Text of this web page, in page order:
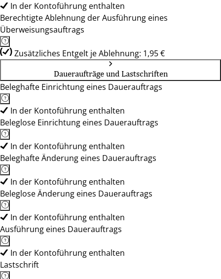
In der Kontoführung enthalten
Berechtigte Ablehnung der Ausführung eines
Überweisungsauftrags
Zusätzliches Entgelt je Ablehnung: 1,95 €
Daueraufträge und Lastschriften
Beleghafte Einrichtung eines Dauerauftrags
In der Kontoführung enthalten
Beleglose Einrichtung eines Dauerauftrags
In der Kontoführung enthalten
Beleghafte Änderung eines Dauerauftrags
In der Kontoführung enthalten
Beleglose Änderung eines Dauerauftrags
In der Kontoführung enthalten
Ausführung eines Dauerauftrags
In der Kontoführung enthalten
Lastschrift